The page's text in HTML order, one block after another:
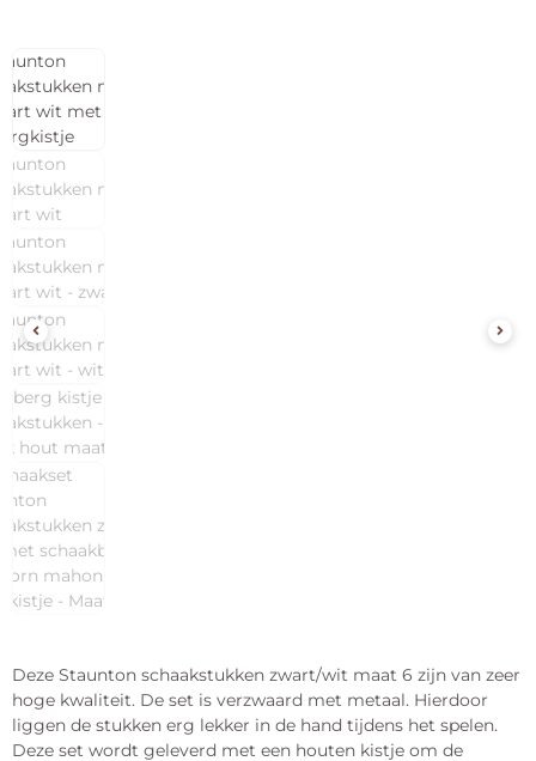
Deze Staunton schaakstukken zwart/wit maat 6 zijn van zeer
hoge kwaliteit. De set is verzwaard met metaal. Hierdoor
liggen de stukken erg lekker in de hand tijdens het spelen.
Deze set wordt geleverd met een houten kistje om de